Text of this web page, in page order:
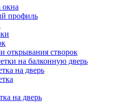
окна
профиль
открывания створок
на балконную дверь
на дверь
на дверь